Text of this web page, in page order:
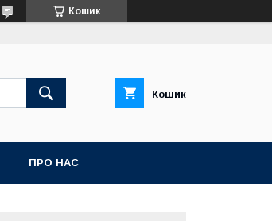
Кошик
Кошик
ПРО НАС